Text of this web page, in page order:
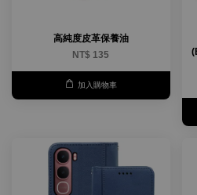
高純度皮革保養油
NT$ 135
加入購物車